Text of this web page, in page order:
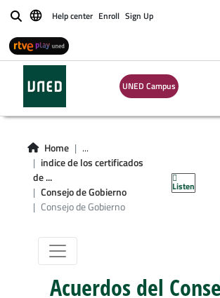
BuscarHelp center Enroll Sign Up
UNED Campus
Home
...
indice de los certificados
de ...
Consejo de Gobierno
Consejo de Gobierno
Listen
Consejo de
Gobierno
Acuerdos del